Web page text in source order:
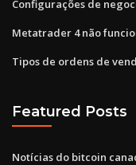
Configurações de
Metatrader 4 não
Tipos de ordens de
Featured Posts
Notícias do bitcoin